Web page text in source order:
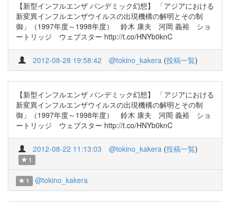
【新型インフルエンザ パンデミック幻想】 「アジアにおける
新変異インフルエンザウイルスの出現機構の解明とその制
御」（1997年度～1998年度） 鈴木 康夫 河岡 義裕 ショ
ートリッジ ウェブスター http://t.co/HNYb0knC
2012-08-28 19:58:42 @tokino_kakera (投稿一覧)
【新型インフルエンザ パンデミック幻想】 「アジアにおける
新変異インフルエンザウイルスの出現機構の解明とその制
御」（1997年度～1998年度） 鈴木 康夫 河岡 義裕 ショ
ートリッジ ウェブスター http://t.co/HNYb0knC
2012-08-22 11:13:03 @tokino_kakera (投稿一覧)
1
1 @tokino_kakera